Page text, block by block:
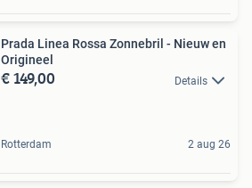
Prada Linea Rossa Zonnebril - Nieuw en
Origineel
€ 149,00 Details
Rotterdam 2 aug 26